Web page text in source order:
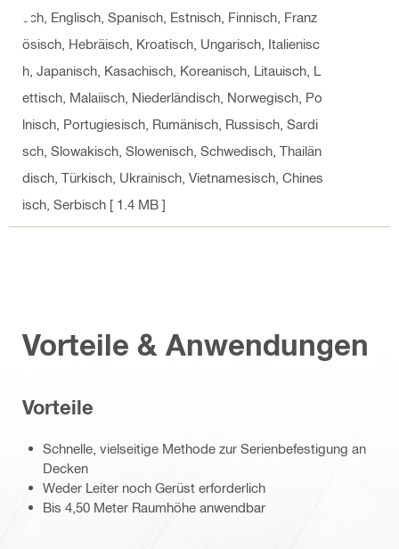
sch, Englisch, Spanisch, Estnisch, Finnisch, Franz
ösisch, Hebräisch, Kroatisch, Ungarisch, Italienisc
h, Japanisch, Kasachisch, Koreanisch, Litauisch, L
ettisch, Malaiisch, Niederländisch, Norwegisch, Po
lnisch, Portugiesisch, Rumänisch, Russisch, Sardi
sch, Slowakisch, Slowenisch, Schwedisch, Thailän
disch, Türkisch, Ukrainisch, Vietnamesisch, Chines
isch, Serbisch [ 1.4 MB ]
Vorteile & Anwendungen
Vorteile
Schnelle, vielseitige Methode zur Serienbefestigung an
Decken
Weder Leiter noch Gerüst erforderlich
Bis 4,50 Meter Raumhöhe anwendbar